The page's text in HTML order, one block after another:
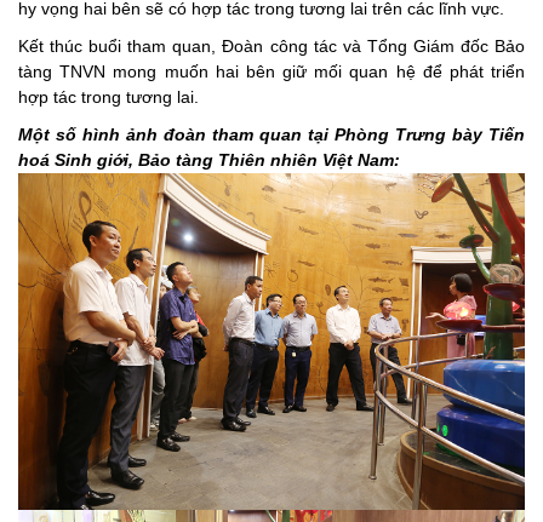
hy vọng hai bên sẽ có hợp tác trong tương lai trên các lĩnh vực.
Kết thúc buổi tham quan, Đoàn công tác và Tổng Giám đốc Bảo
tàng TNVN mong muốn hai bên giữ mối quan hệ để phát triển
hợp tác trong tương lai.
Một số hình ảnh đoàn tham quan tại Phòng Trưng bày Tiến
hoá Sinh giới, Bảo tàng Thiên nhiên Việt Nam: